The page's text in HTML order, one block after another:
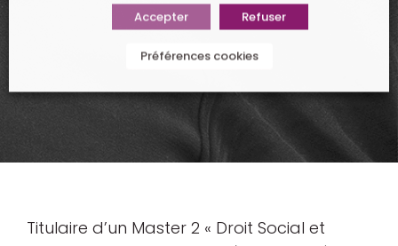
Titulaire d’un Master 2 « Droit Social et
Accepter Refuser
Préférences cookies